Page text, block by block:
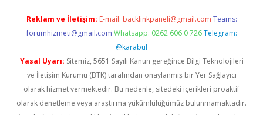
Reklam ve İletişim: E-mail: backlinkpaneli@gmail.com Teams:
forumhizmeti@gmail.com Whatsapp: 0262 606 0 726 Telegram:
@karabul
Yasal Uyarı: Sitemiz, 5651 Sayılı Kanun gereğince Bilgi Teknolojileri
ve İletişim Kurumu (BTK) tarafından onaylanmış bir Yer Sağlayıcı
olarak hizmet vermektedir. Bu nedenle, sitedeki içerikleri proaktif
olarak denetleme veya araştırma yükümlülüğümüz bulunmamaktadır.